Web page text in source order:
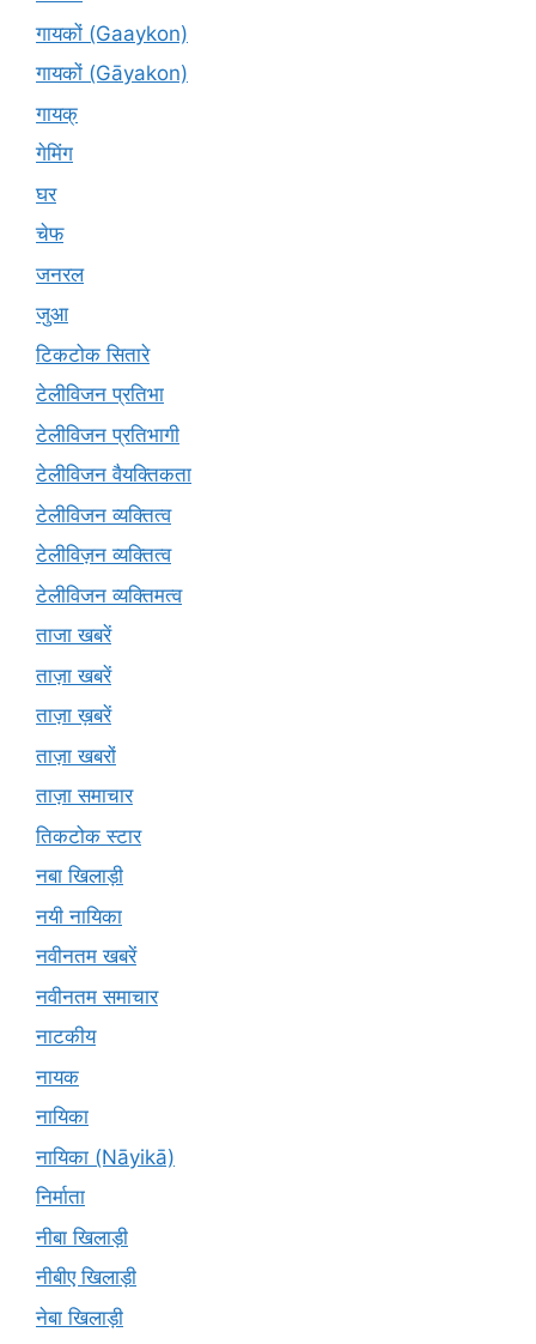
गायकों (Gaaykon)
गायकों (Gāyakon)
गायक्
गेमिंग
घर
चेफ
जनरल
जुआ
टिकटोक सितारे
टेलीविजन प्रतिभा
टेलीविजन प्रतिभागी
टेलीविजन वैयक्तिकता
टेलीविजन व्यक्तित्व
टेलीविज़न व्यक्तित्व
टेलीविजन व्यक्तिमत्व
ताजा खबरें
ताज़ा खबरें
ताज़ा ख़बरें
ताज़ा खबरों
ताज़ा समाचार
तिकटोक स्टार
नबा खिलाड़ी
नयी नायिका
नवीनतम खबरें
नवीनतम समाचार
नाटकीय
नायक
नायिका
नायिका (Nāyikā)
निर्माता
नीबा खिलाड़ी
नीबीए खिलाड़ी
नेबा खिलाड़ी